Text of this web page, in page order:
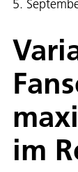
5.
im